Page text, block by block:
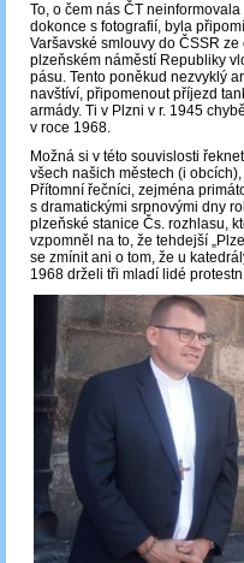
To, o čem nás ČT
dokonce s fotografií, byla
Varšavské smlouvy do ČSSR
plzeňském náměstí Republiky
pásu. Tento poněkud nezvyklý
navštíví, připomenout příjezd
armády. Ti v Plzni v r. 1945
v roce 1968.
Možná si v této souvislosti
všech našich městech (i
Přítomní řečníci, zejména
s dramatickými srpnovými dny
plzeňské stanice Čs. rozhlasu,
vzpomněl na to, že tehdejší
se zmínit ani o tom, že u
1968 drželi tři mladí lidé